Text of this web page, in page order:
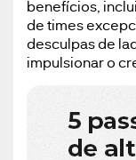
benefícios,
de times
desculpas de
impulsionar o